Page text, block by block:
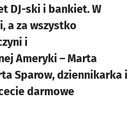
DJ-ski i bankiet. W
a za wszystko
i
Ameryki – Marta
Sparow, dziennikarka i
darmowe